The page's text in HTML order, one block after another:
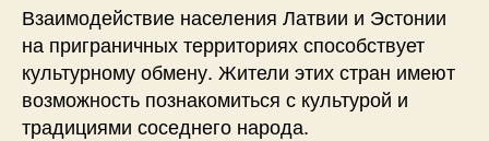
Взаимодействие населения Латвии и Эстонии
на приграничных территориях способствует
культурному обмену. Жители этих стран имеют
возможность познакомиться с культурой и
традициями соседнего народа.